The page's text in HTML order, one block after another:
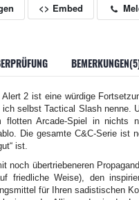
<> Embed
2 ist eine würdige
selbst Tactical Slash nenne.
flotten Arcade-Spiel in
Die gesamte C&C-Serie
ist.
noch übertriebeneren
friedliche Weise), den
für Ihren sadistischen